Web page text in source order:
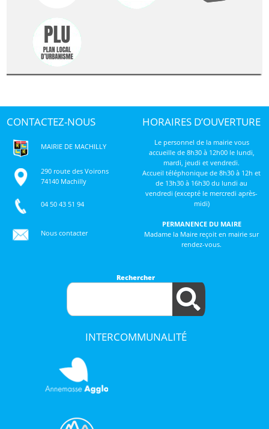
CONTACTEZ-NOUS
MAIRIE DE MACHILLY
290 route des Voirons
74140 Machilly
04 50 43 51 94
Nous contacter
HORAIRES D’OUVERTURE
Le personnel de la mairie vous
accueille de 8h30 à 12h00 le lundi,
mardi, jeudi et vendredi.
Accueil téléphonique de 8h30 à 12h et
de 13h30 à 16h30 du lundi au
vendredi (excepté le mercredi après-
midi)
PERMANENCE DU MAIRE
Madame la Maire reçoit en mairie sur
rendez-vous.
Rechercher
INTERCOMMUNALITÉ